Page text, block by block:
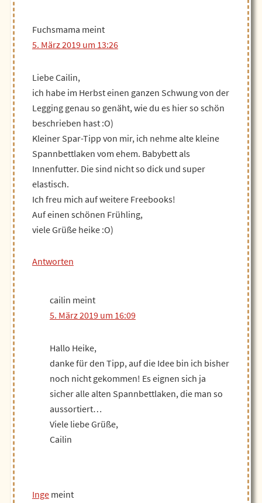
Fuchsmama meint
5. März 2019 um 13:26
Liebe Cailin,
ich habe im Herbst einen ganzen Schwung von der
Legging genau so genäht, wie du es hier so schön
beschrieben hast :O)
Kleiner Spar-Tipp von mir, ich nehme alte kleine
Spannbettlaken vom ehem. Babybett als
Innenfutter. Die sind nicht so dick und super
elastisch.
Ich freu mich auf weitere Freebooks!
Auf einen schönen Frühling,
viele Grüße heike :O)
Antworten
cailin meint
5. März 2019 um 16:09
Hallo Heike,
danke für den Tipp, auf die Idee bin ich bisher
noch nicht gekommen! Es eignen sich ja
sicher alle alten Spannbettlaken, die man so
aussortiert…
Viele liebe Grüße,
Cailin
Inge meint